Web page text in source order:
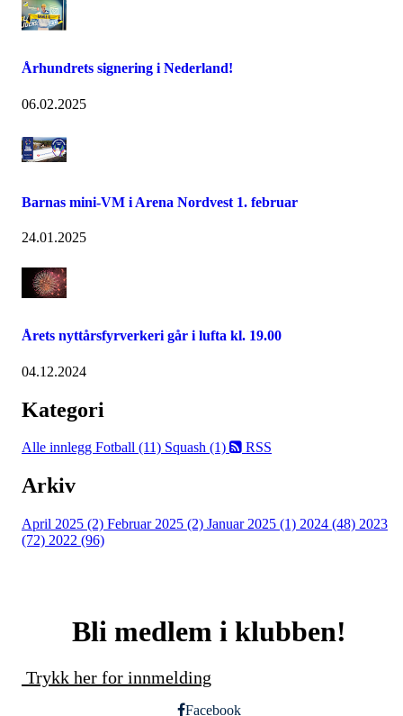
Århundrets signering i Nederland!
06.02.2025
Barnas mini-VM i Arena Nordvest 1. februar
24.01.2025
Årets nyttårsfyrverkeri går i lufta kl. 19.00
04.12.2024
Kategori
Alle innlegg Fotball (11) Squash (1) RSS
Arkiv
April 2025 (2) Februar 2025 (2) Januar 2025 (1) 2024 (48) 2023
(72) 2022 (96)
Bli medlem i klubben!
Trykk her for innmelding
Facebook